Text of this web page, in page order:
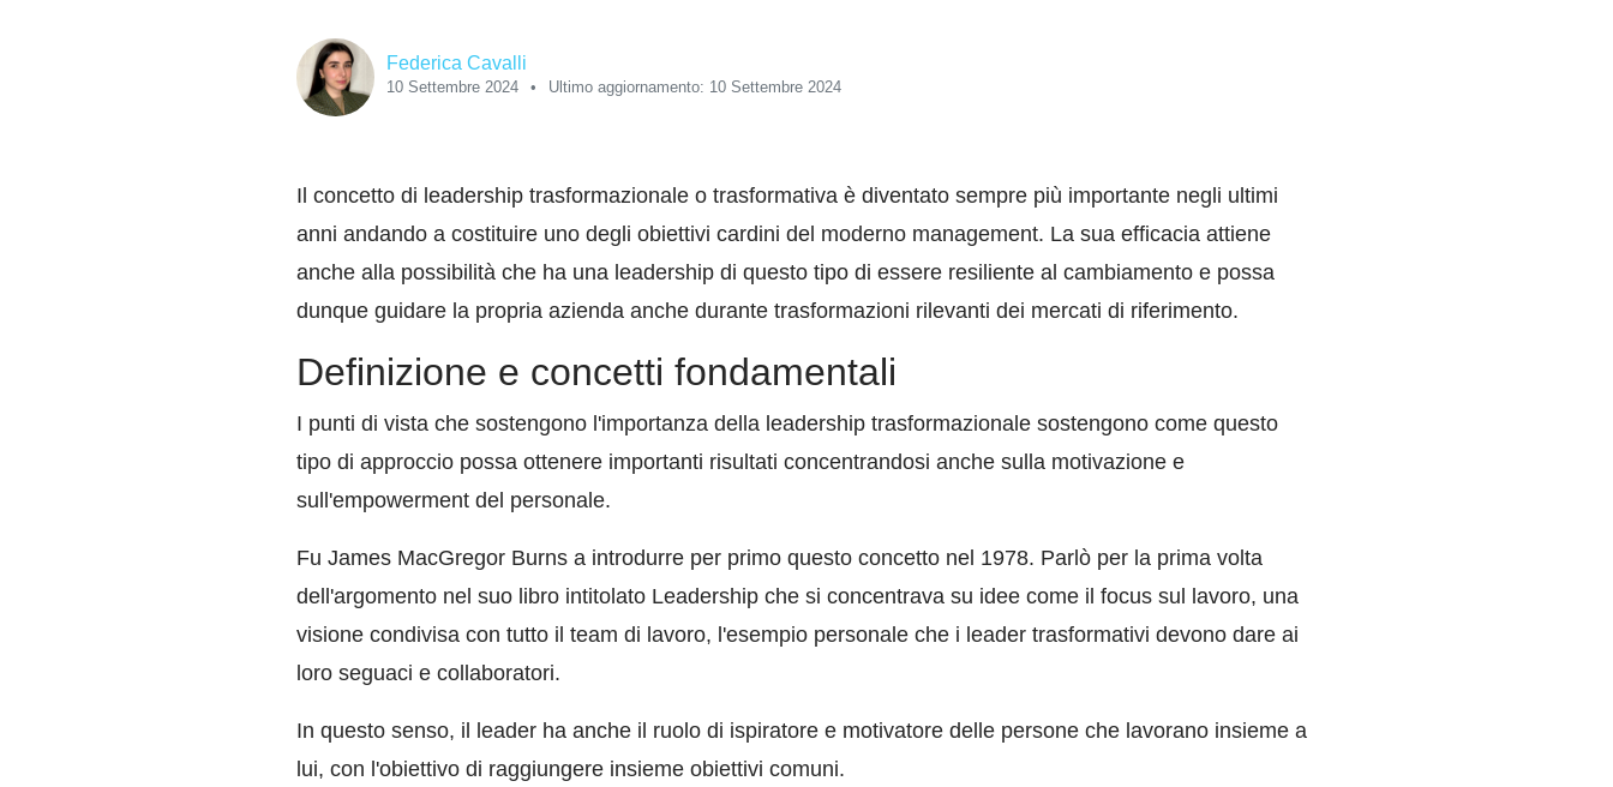
Federica Cavalli
10 Settembre 2024 Ultimo aggiornamento: 10 Settembre 2024
Il concetto di leadership trasformazionale o trasformativa è diventato sempre più importante negli ultimi
anni andando a costituire uno degli obiettivi cardini del moderno management. La sua efficacia attiene
anche alla possibilità che ha una leadership di questo tipo di essere resiliente al cambiamento e possa
dunque guidare la propria azienda anche durante trasformazioni rilevanti dei mercati di riferimento.
Definizione e concetti fondamentali
I punti di vista che sostengono l'importanza della leadership trasformazionale sostengono come questo
tipo di approccio possa ottenere importanti risultati concentrandosi anche sulla motivazione e
sull'empowerment del personale.
Fu James MacGregor Burns a introdurre per primo questo concetto nel 1978. Parlò per la prima volta
dell'argomento nel suo libro intitolato Leadership che si concentrava su idee come il focus sul lavoro, una
visione condivisa con tutto il team di lavoro, l'esempio personale che i leader trasformativi devono dare ai
loro seguaci e collaboratori.
In questo senso, il leader ha anche il ruolo di ispiratore e motivatore delle persone che lavorano insieme a
lui, con l'obiettivo di raggiungere insieme obiettivi comuni.